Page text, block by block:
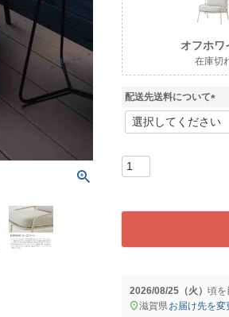
オフホワ
在庫切
配送先送料について
(
必
2026/08/25（火）
滋賀県お届け先を変